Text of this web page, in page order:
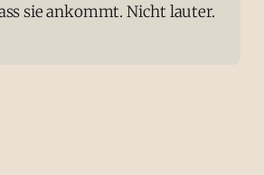
sie ankommt. Nicht lauter.